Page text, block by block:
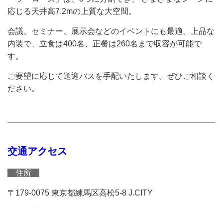
応じる天井高7.2mの上質な大空間。
会議、セミナー、展示会などのイベントにも最適。上品な
内装で、立食は400名、正餐は260名まで収容が可能で
す。
ご要望に応じて送迎バスを手配いたします。ぜひご相談く
ださい。
交通アクセス
住所
〒179-0075 東京都練馬区高松5-8 J.CITY